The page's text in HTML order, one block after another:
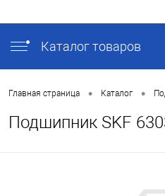
Каталог товаров
Главная страница • Каталог •
Подшипник SKF